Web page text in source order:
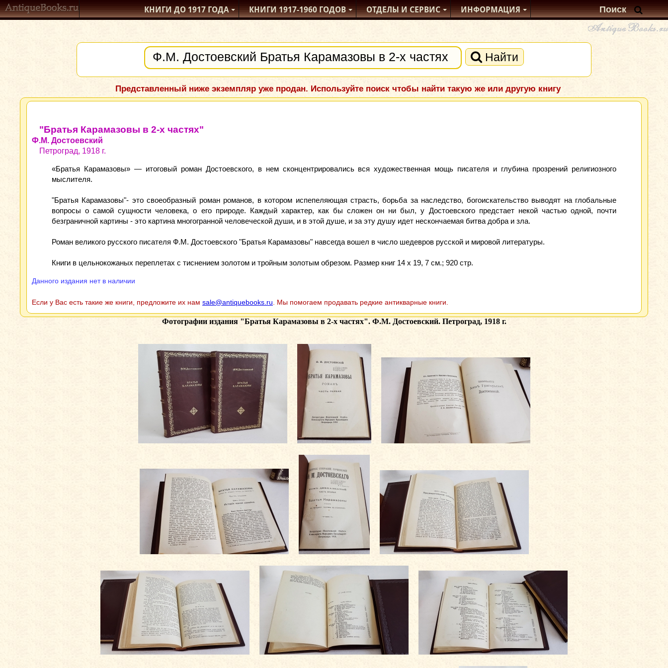
КНИГИ ДО 1917ГОДА КНИГИ1917-1960ГОДОВ ОТДЕЛЫИ СЕРВИС ИНФОРМАЦИЯ
Найти
Представленный ниже экземпляр уже продан. Используйте поиск чтобы найти такую же или другую книгу
"Братья Карамазовы в 2-х частях"
Ф.М. Достоевский
Петроград, 1918 г.
«Братья Карамазовы» — итоговый роман Достоевского, в нем сконцентрировались вся художественная мощь писателя и глубина прозрений религиозного
мыслителя.
"Братья Карамазовы"- это своеобразный роман романов, в котором испепеляющая страсть, борьба за наследство, богоискательство выводят на глобальные
вопросы о самой сущности человека, о его природе. Каждый характер, как бы сложен он ни был, у Достоевского предстает некой частью одной, почти
безграничной картины - это картина многогранной человеческой души, и в этой душе, и за эту душу идет нескончаемая битва добра и зла.
Роман великого русского писателя Ф.М. Достоевского "Братья Карамазовы" навсегда вошел в число шедевров русской и мировой литературы.
Книги в цельнокожаных переплетах с тиснением золотом и тройным золотым обрезом. Размер книг 14 х 19, 7 см.; 920 стр.
Данного издания нет в наличии
Если у Вас есть такие же книги, предложите их нам sale@antiquebooks.ru . Мы помогаем продавать редкие антикварные книги.
Фотографии издания "Братья Карамазовы в 2-х частях". Ф.М. Достоевский. Петроград, 1918 г.